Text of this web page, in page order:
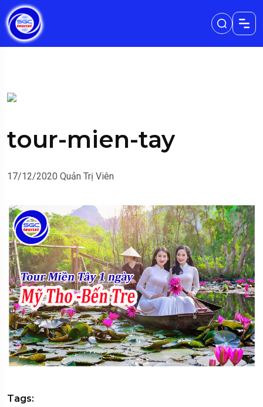
tour-mien-tay
17/12/2020 Quản Trị Viên
Tags: